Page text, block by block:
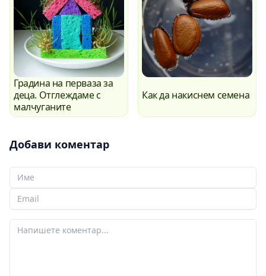
Градина на перваза за
деца. Отглеждаме с
малчуганите
Как да накиснем семена
Добави коментар
Вашето име
Вашият имейл
Вашият коментар